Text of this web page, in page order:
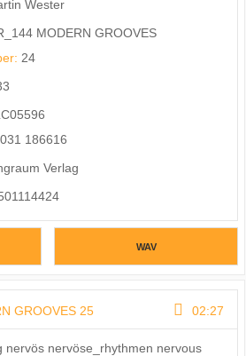
Wester
MODERN GROOVES
24
186616
Verlag
WAV
GROOVES 25 02:27
nervös nervöse_rhythmen nervous